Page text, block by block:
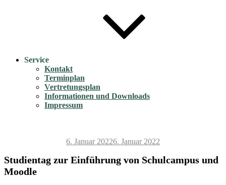
Service
Kontakt
Terminplan
Vertretungsplan
Informationen und Downloads
Impressum
Veröffentlicht
6. Januar 20226. Januar 2022
Studientag zur Einführung von Schulcampus und
Moodle